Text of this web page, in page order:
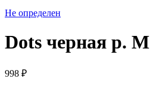
Не определен
Dots черная р. M
998 ₽